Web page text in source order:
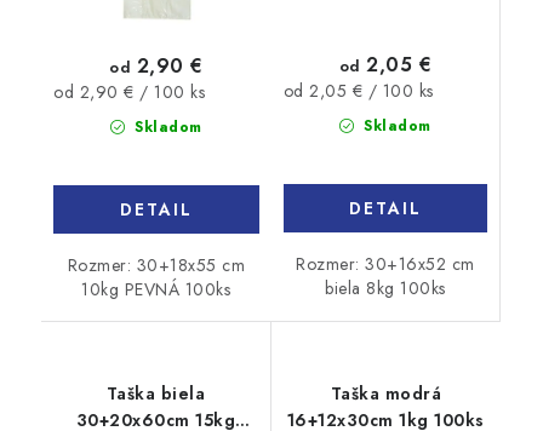
Skladom
od 2,90 €
Jednotková
od 2,90 € / 100 ks
DETAIL
Rozmer: 30+18x55 cm
10kg PEVNÁ 100ks
Skladom
od 2,05 €
Jednotková
od 2,05 € / 100 ks
DETAIL
Rozmer: 30+16x52 cm
biela 8kg 100ks
Taška biela
30+20x60cm 15kg
Taška modrá
16+12x30cm 1kg 100ks